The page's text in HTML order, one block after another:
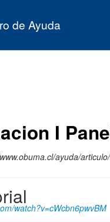
de Ayuda
I
ayuda/
watch?v=cWcbn6pwvBM